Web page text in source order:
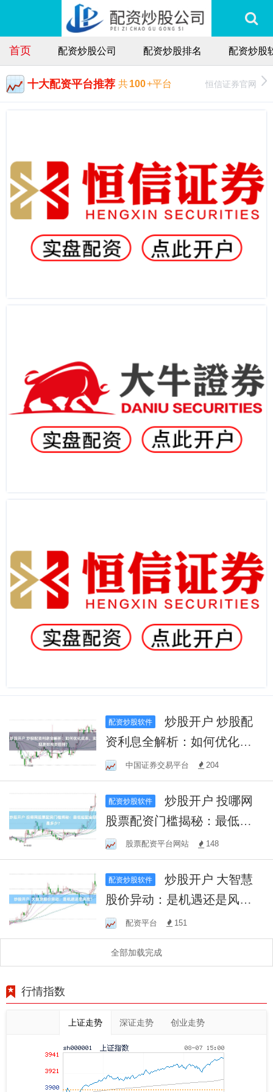
首页 配资炒股公司 配资炒股排名 配资炒股
十大配资平台推荐 共100+平台 恒信证券官网
配资炒股软件
炒股开户 炒股配
资利息全解析：如何优化成
本，实现高效投资回报？
中国证券交易平台 204
配资炒股软件
炒股开户 投哪网
股票配资门槛揭秘：最低起
配金额是多少？
股票配资平台网站 148
配资炒股软件
炒股开户 大智慧
股价异动：是机遇还是风
险？配资平台 151
全部加载完成
行情指数
上证走势 深证走势 创业走势